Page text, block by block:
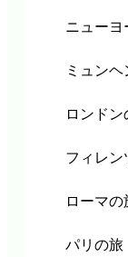
ニューヨ
ミュンヘ
ロンドン
フィレン
ローマの
パリの旅